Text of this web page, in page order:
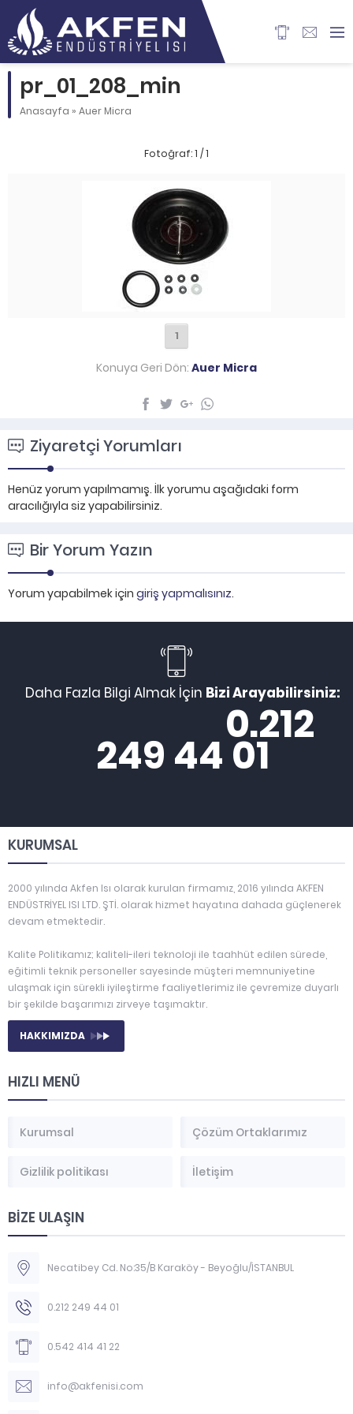
pr_01_208_min
Anasayfa » Auer Micra
Fotoğraf: 1 / 1
1
Konuya Geri Dön: Auer Micra
Ziyaretçi Yorumları
Henüz yorum yapılmamış. İlk yorumu aşağıdaki form
aracılığıyla siz yapabilirsiniz.
Bir Yorum Yazın
Yorum yapabilmek için giriş yapmalısınız.
Daha Fazla Bilgi Almak İçin Bizi Arayabilirsiniz:
0.212
249 44 01
KURUMSAL
2000 yılında Akfen Isı olarak kurulan firmamız, 2016 yılında AKFEN
ENDÜSTRİYEL ISI LTD. ŞTİ. olarak hizmet hayatına dahada güçlenerek
devam etmektedir.
Kalite Politikamız; kaliteli-ileri teknoloji ile taahhüt edilen sürede,
eğitimli teknik personeller sayesinde müşteri memnuniyetine
ulaşmak için sürekli iyileştirme faaliyetlerimiz ile çevremize duyarlı
bir şekilde başarımızı zirveye taşımaktır.
HAKKIMIZDA
HIZLI MENÜ
Kurumsal Çözüm Ortaklarımız
Gizlilik politikası İletişim
BİZE ULAŞIN
Necatibey Cd. No:35/B Karaköy - Beyoğlu/İSTANBUL
0.212 249 44 01
0.542 414 41 22
info@akfenisi.com